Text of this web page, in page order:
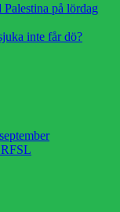
på lördag
inte får dö?